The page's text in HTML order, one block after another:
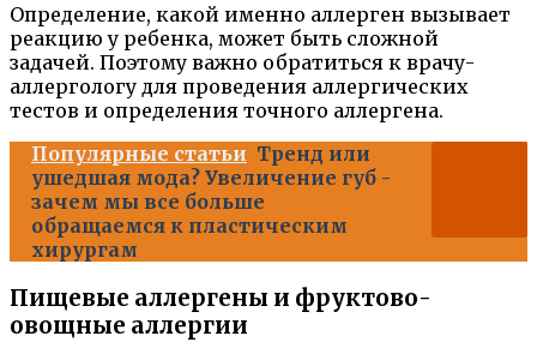
Определение, какой именно аллерген вызывает
реакцию у ребенка, может быть сложной
задачей. Поэтому важно обратиться к врачу-
аллергологу для проведения аллергических
тестов и определения точного аллергена.
Популярные статьи Тренд или
ушедшая мода? Увеличение губ -
зачем мы все больше
обращаемся к пластическим
хирургам
Пищевые аллергены и фруктово-
овощные аллергии